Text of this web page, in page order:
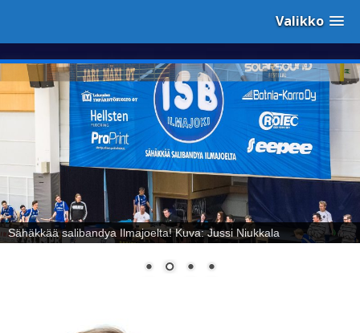
Valikko
Sähäkkää salibandya Ilmajoelta! Kuva: Jussi Niukkala